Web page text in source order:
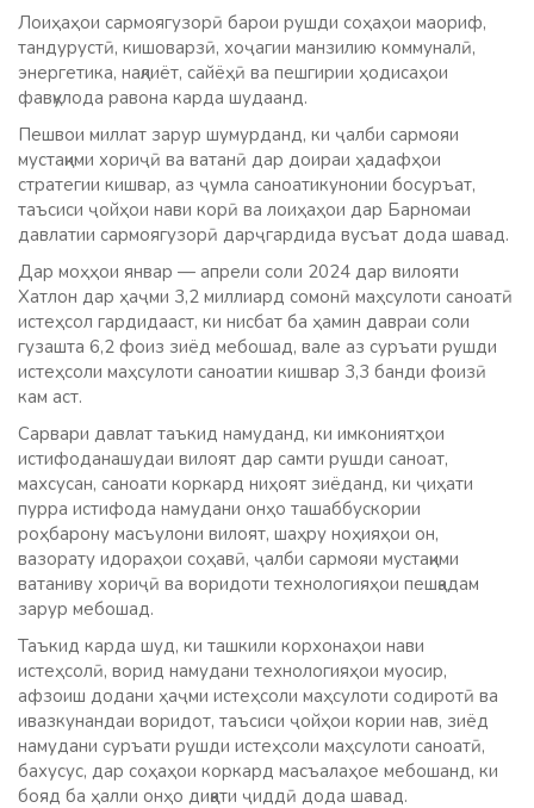
Лоиҳаҳои сармоягузорӣ барои рушди соҳаҳои маориф,
тандурустӣ, кишоварзӣ, хоҷагии манзилию коммуналӣ,
энергетика, нақлиёт, сайёҳӣ ва пешгирии ҳодисаҳои
фавқулода равона карда шудаанд.
Пешвои миллат зарур шумурданд, ки ҷалби сармояи
мустақими хориҷӣ ва ватанӣ дар доираи ҳадафҳои
стратегии кишвар, аз ҷумла саноатикунонии босуръат,
таъсиси ҷойҳои нави корӣ ва лоиҳаҳои дар Барномаи
давлатии сармоягузорӣ дарҷгардида вусъат дода шавад.
Дар моҳҳои январ — апрели соли 2024 дар вилояти
Хатлон дар ҳаҷми 3,2 миллиард сомонӣ маҳсулоти саноатӣ
истеҳсол гардидааст, ки нисбат ба ҳамин давраи соли
гузашта 6,2 фоиз зиёд мебошад, вале аз суръати рушди
истеҳсоли маҳсулоти саноатии кишвар 3,3 банди фоизӣ
кам аст.
Сарвари давлат таъкид намуданд, ки имкониятҳои
истифоданашудаи вилоят дар самти рушди саноат,
махсусан, саноати коркард ниҳоят зиёданд, ки ҷиҳати
пурра истифода намудани онҳо ташаббускории
роҳбарону масъулони вилоят, шаҳру ноҳияҳои он,
вазорату идораҳои соҳавӣ, ҷалби сармояи мустақими
ватаниву хориҷӣ ва воридоти технологияҳои пешқадам
зарур мебошад.
Таъкид карда шуд, ки ташкили корхонаҳои нави
истеҳсолӣ, ворид намудани технологияҳои муосир,
афзоиш додани ҳаҷми истеҳсоли маҳсулоти содиротӣ ва
ивазкунандаи воридот, таъсиси ҷойҳои кории нав, зиёд
намудани суръати рушди истеҳсоли маҳсулоти саноатӣ,
бахусус, дар соҳаҳои коркард масъалаҳое мебошанд, ки
бояд ба ҳалли онҳо диққати ҷиддӣ дода шавад.